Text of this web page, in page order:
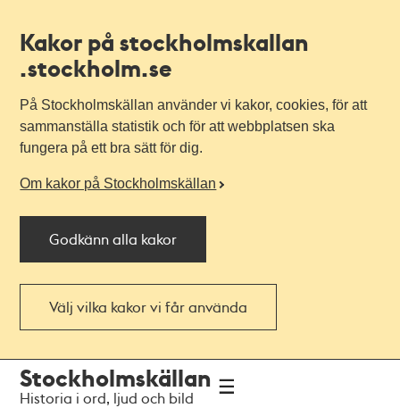
Kakor på stockholmskallan
.stockholm.se
På Stockholmskällan använder vi kakor, cookies, för att
sammanställa statistik och för att webbplatsen ska
fungera på ett bra sätt för dig.
Om kakor på Stockholmskällan
Godkänn alla kakor
Välj vilka kakor vi får använda
navigationen
huvudinnehållet
Stockholmskällan
Historia i ord, ljud och bild